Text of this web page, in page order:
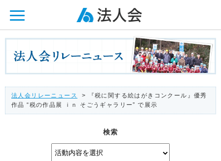
法人会リレーニュース
> 『税に関する絵はがきコンクール』優秀
作品 “税の作品展 ｉｎ そごうギャラリー” で展示
検索